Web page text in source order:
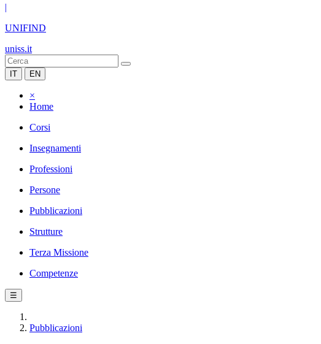
|
UNIFIND
uniss.it
IT EN
×
Home
Corsi
Insegnamenti
Professioni
Persone
Pubblicazioni
Strutture
Terza Missione
Competenze
☰
Pubblicazioni